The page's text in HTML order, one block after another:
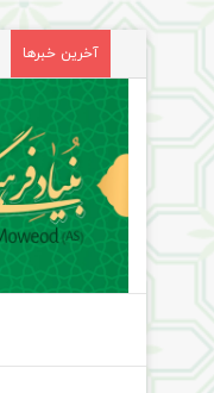
آخرین خبرها